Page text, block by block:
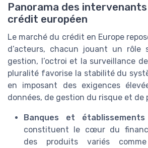
Panorama des
crédit européen
Le marché du crédit en Europe
d’acteurs, chacun jouant un rôle
gestion, l’octroi et la surveillance
pluralité favorise la stabilité du
en imposant des exigences
données, de gestion du risque et de
Banques et
constituent le cœur du
des produits variés